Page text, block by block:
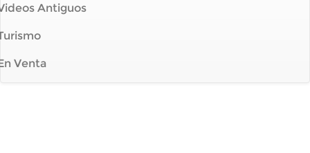
Antiguos
Venta